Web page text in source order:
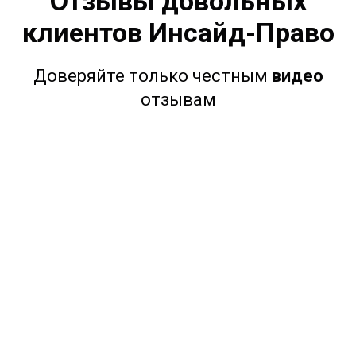
клиентов Инсайд-Право
Доверяйте только честным видео
отзывам